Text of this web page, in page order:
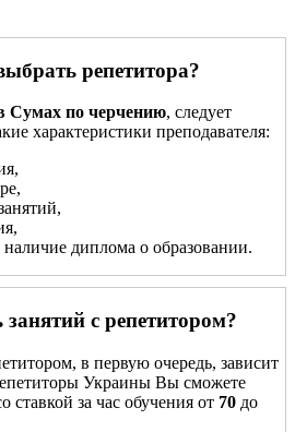
репетитора?
Сумах по черчению, следует
характеристики преподавателя:
диплома о образовании.
с репетитором?
в первую очередь, зависит
Украины Вы сможете
ставкой за час обучения от 70 до